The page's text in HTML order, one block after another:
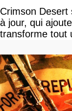
Crimson Desert
à jour, qui
transforme tout